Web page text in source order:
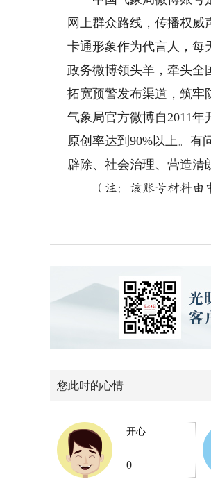
网上群众路线，传播权威
卡通形象作为代言人，每
政务微博领头羊，牵头全
拓宽预警发布渠道，筑牢
气象局官方微博自2011
原创率达到90%以上。有
辟除、社会治理、营造清
（注：该账号材料由中
您此时的心情
开心
0